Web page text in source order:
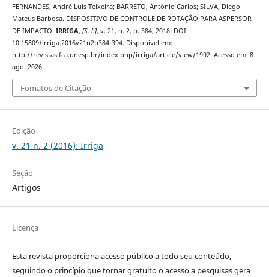
FERNANDES, André Luís Teixeira; BARRETO, Antônio Carlos; SILVA, Diego
Mateus Barbosa. DISPOSITIVO DE CONTROLE DE ROTAÇÃO PARA ASPERSOR
DE IMPACTO. IRRIGA, [S. l.], v. 21, n. 2, p. 384, 2018. DOI:
10.15809/irriga.2016v21n2p384-394. Disponível em:
http://revistas.fca.unesp.br/index.php/irriga/article/view/1992. Acesso em: 8
ago. 2026.
Fomatos de Citação
Edição
v. 21 n. 2 (2016): Irriga
Seção
Artigos
Licença
Esta revista proporciona acesso público a todo seu conteúdo,
seguindo o princípio que tornar gratuito o acesso a pesquisas gera